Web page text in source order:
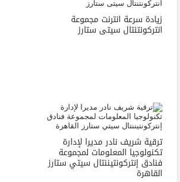
زيادة سرعة انترنت مجموعة
انتركونتنتال سيتى ستارز
ترقية شريف نادر مديرا لإدارة
تكنولوجيا المعلومات لمجموعة
فنادق إنتركونتيننتال سيتي ستارز
القاهرة